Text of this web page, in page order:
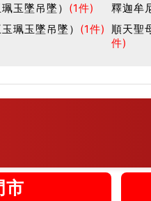
玉墜吊墜） (1件)
釋迦牟
珮玉墜吊墜） (1件)
順天聖
件)
市